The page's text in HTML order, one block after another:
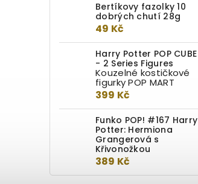
Bertíkovy fazolky 10
dobrých chutí 28g
49 Kč
Harry Potter POP CUBE
- 2 Series Figures
Kouzelné kostičkové
figurky POP MART
399 Kč
Funko POP! #167 Harry
Potter: Hermiona
Grangerová s
Křivonožkou
389 Kč
Rozšíření pro Harry Potter:
Catch the Snitch - World
699 Kč
Do kotlíku
Harry Potter Catch the Snitch –
World Cup Expansion je rozšíření
pro hru Harry Potter: Catch the...